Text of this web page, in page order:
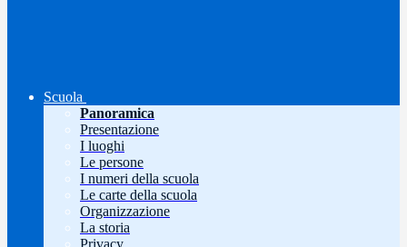
Scuola
Panoramica
Presentazione
I luoghi
Le persone
I numeri della scuola
Le carte della scuola
Organizzazione
La storia